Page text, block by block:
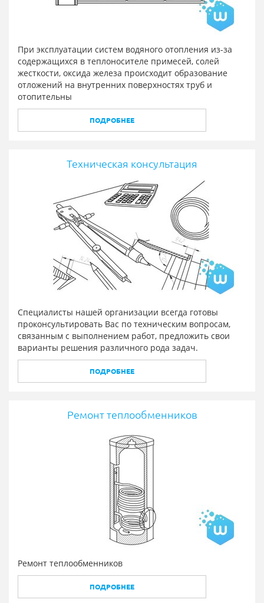
При эксплуатации систем водяного отопления из-за
содержащихся в теплоносителе примесей, солей
жесткости, оксида железа происходит образование
отложений на внутренних поверхностях труб и
отопительны
ПОДРОБНЕЕ
Техническая консультация
Специалисты нашей организации всегда готовы
проконсультировать Вас по техническим вопросам,
связанным с выполнением работ, предложить свои
варианты решения различного рода задач.
ПОДРОБНЕЕ
Ремонт теплообменников
Ремонт теплообменников
ПОДРОБНЕЕ